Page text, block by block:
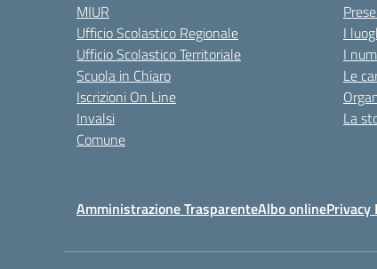
MIUR
Ufficio Scolastico Regionale
Ufficio Scolastico Territoriale
Scuola in Chiaro
Iscrizioni On Line
Invalsi
Comune
I
I
Le
La
Amministrazione TrasparenteAlbo onlinePrivacy